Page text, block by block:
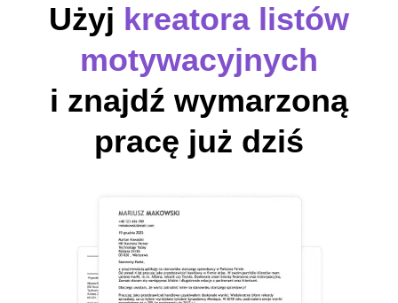
Użyj kreatora listów
motywacyjnych
i znajdź wymarzoną
pracę już dziś